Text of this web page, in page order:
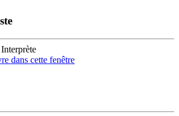
dans cette fenêtre